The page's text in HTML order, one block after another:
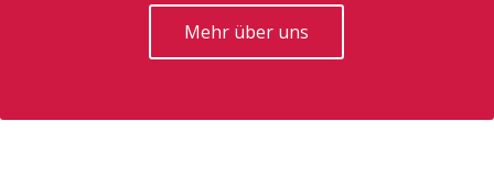
Mehr über uns